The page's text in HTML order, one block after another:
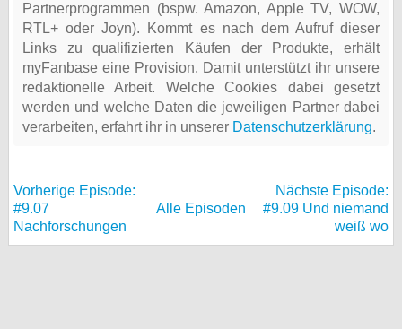
Partnerprogrammen (bspw. Amazon, Apple TV, WOW,
RTL+ oder Joyn). Kommt es nach dem Aufruf dieser
Links zu qualifizierten Käufen der Produkte, erhält
myFanbase eine Provision. Damit unterstützt ihr unsere
redaktionelle Arbeit. Welche Cookies dabei gesetzt
werden und welche Daten die jeweiligen Partner dabei
verarbeiten, erfahrt ihr in unserer Datenschutzerklärung.
Vorherige Episode:
#9.07
Nachforschungen
Alle Episoden
Nächste Episode:
#9.09 Und niemand
weiß wo